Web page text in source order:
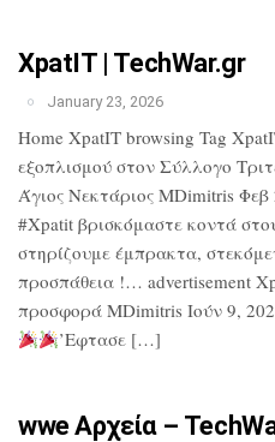
XpatIT | TechWar.gr
January 23, 2026
Home XpatIT browsing Tag
εξοπλισμού στον Σύλλογο
Άγιος Νεκτάριος MDimitris Φεβ
#Xpatit βρισκόμαστε κοντά
στηρίζουμε έμπρακτα,
προσπάθεια !… advertisement
προσφορά MDimitris Ιούν 9,
’Εφτασε […]
wwe Αρχεία –